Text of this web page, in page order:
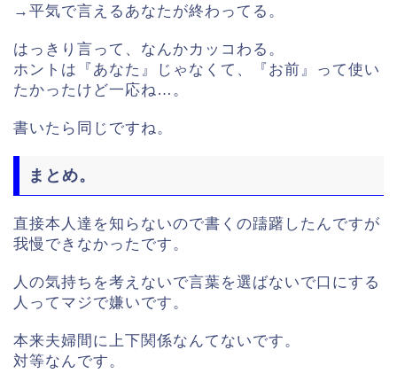
→平気で言えるあなたが終わってる。
はっきり言って、なんかカッコわる。
ホントは『あなた』じゃなくて、『お前』って使い
たかったけど一応ね…。
書いたら同じですね。
まとめ。
直接本人達を知らないので書くの躊躇したんですが
我慢できなかったです。
人の気持ちを考えないで言葉を選ばないで口にする
人ってマジで嫌いです。
本来夫婦間に上下関係なんてないです。
対等なんです。